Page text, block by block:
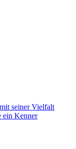
seiner Vielfalt
ein Kenner